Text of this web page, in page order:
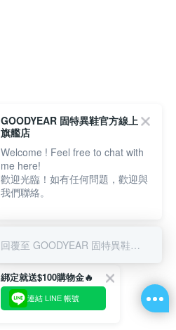
綁定就送$100購物金🔥
連結 LINE 帳號
GOODYEAR 固特異鞋官方線上
旗艦店
Welcome ! Feel free to chat with
me here!
歡迎光臨！如有任何問題，歡迎與
我們聯絡。
回覆至 GOODYEAR 固特異鞋官方線上旗艦店